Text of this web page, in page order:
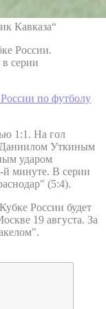
Кавказа“
России.
серии
по футболу
1:1. На гол
Даниилом Уткиным
ударом
минуте. В серии
(5:4).
России будет
19 августа. За